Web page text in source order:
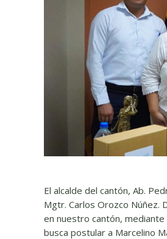
El alcalde del cantón, Ab.
Mgtr. Carlos Orozco Núñez.
en nuestro cantón,
busca postular a Marcelino